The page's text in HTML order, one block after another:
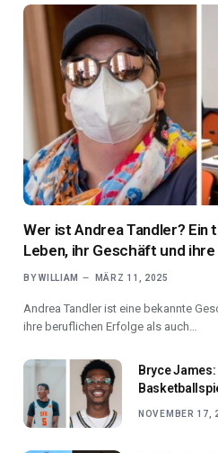
Wer ist Andrea Tandler? Ein
Leben, ihr Geschäft und ihre
BY WILLIAM MÄRZ 11, 2025
Andrea Tandler ist eine bekannte
ihre beruflichen Erfolge als auch…
Bryce
NOVEMBER 17,